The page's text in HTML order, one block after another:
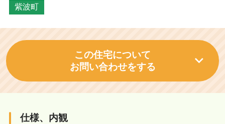
紫波町
この住宅について
お問い合わせをする
仕様、内観